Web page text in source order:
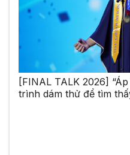
[FINAL TALK 2026]
trình dám thử để tìm